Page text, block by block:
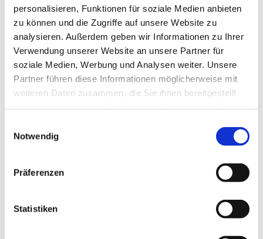
personalisieren, Funktionen für soziale Medien anbieten
zu können und die Zugriffe auf unsere Website zu
analysieren. Außerdem geben wir Informationen zu Ihrer
Verwendung unserer Website an unsere Partner für
soziale Medien, Werbung und Analysen weiter. Unsere
Partner führen diese Informationen möglicherweise mit
weiteren Daten zusammen, die Sie ihnen bereitgestellt
Notwendig
Präferenzen
Statistiken
Dies könnte Sie auch
interessieren